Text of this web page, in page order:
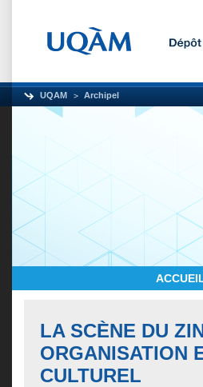
UQAM Archipel
LA SCÈNE DU
ORGANISATION
CULTUREL